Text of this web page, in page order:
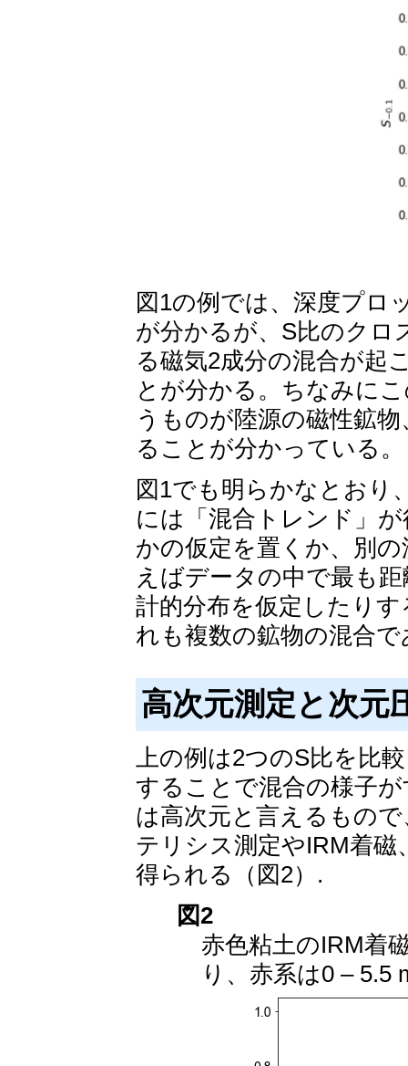
図1の例では、深度プロ
が分かるが、S比のクロ
る磁気2成分の混合が起
とが分かる。ちなみに
うものが陸源の磁性鉱
ることが分かっている。
図1でも明らかなとおり
には「混合トレンド」
かの仮定を置くか、別
えばデータの中で最も
計的分布を仮定したり
れも複数の鉱物の混合
高次元測定と次元
上の例は2つのS比を比
することで混合の様子
は高次元と言えるもの
テリシス測定やIRM着磁
得られる（図2）.
図2
赤色粘土のIRM着
り、赤系は0 – 5.5